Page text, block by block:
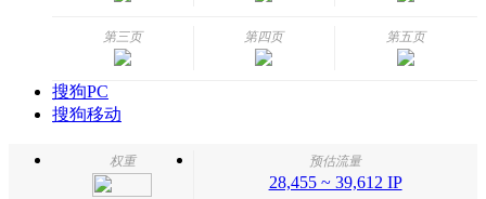
第三页 第四页 第五页
搜狗PC
搜狗移动
权重 预估流量
28,455 ~ 39,612 IP